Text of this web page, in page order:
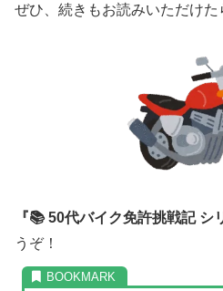
ぜひ、続きもお読みいただけた
『📚 50代バイク免許挑戦記 シ
うぞ！